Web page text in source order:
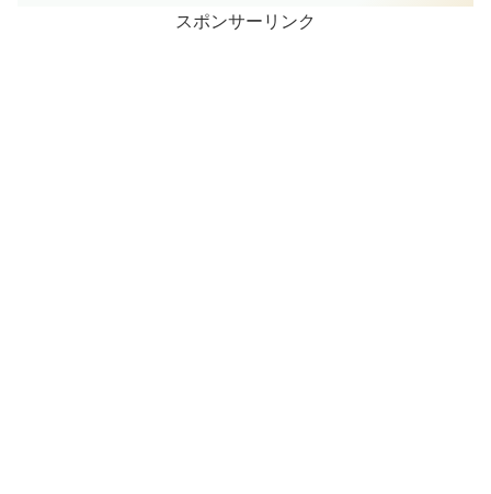
スポンサーリンク